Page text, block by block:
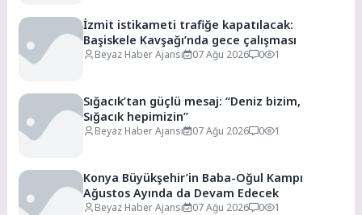
İzmit istikameti trafiğe kapatılacak:
Başiskele Kavşağı’nda gece çalışması
Beyaz Haber Ajansı 07 Ağu 2026 0 1
Sığacık’tan güçlü mesaj: “Deniz bizim,
Sığacık hepimizin”
Beyaz Haber Ajansı 07 Ağu 2026 0 1
Konya Büyükşehir’in Baba-Oğul Kampı
Ağustos Ayında da Devam Edecek
Beyaz Haber Ajansı 07 Ağu 2026 0 1